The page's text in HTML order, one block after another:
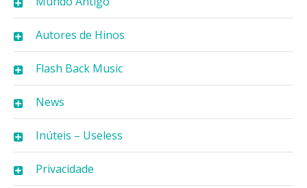
Autores de Hinos
Flash Back Music
News
Inúteis – Useless
Privacidade